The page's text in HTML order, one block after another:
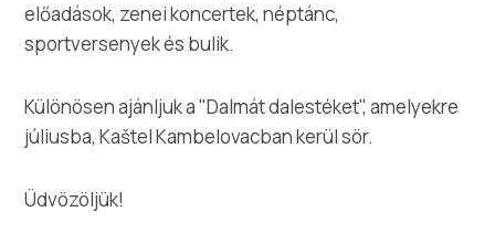
előadások, zenei koncertek, néptánc,
sportversenyek és bulik.
Különösen ajánljuk a "Dalmát dalestéket", amelyekre
júliusba, Kaštel Kambelovacban kerül sör.
Üdvözöljük!